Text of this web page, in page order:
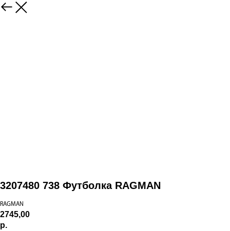
3207480 738 Футболка RAGMAN
RAGMAN
2745,00
р.